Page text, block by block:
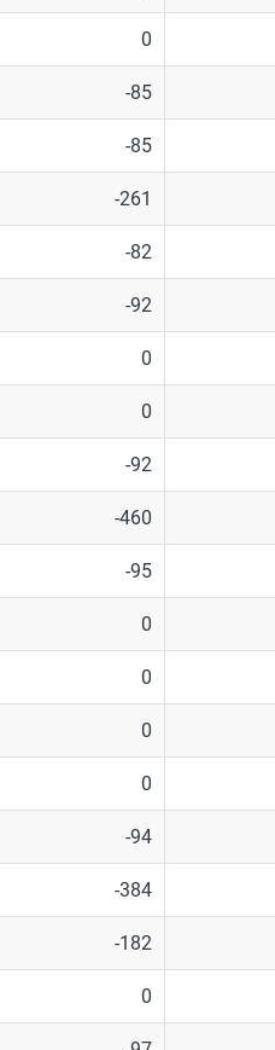
111円
220円
160円
（ニューヨーククローズ・MIDレ
フリカランド/円とメキシコペソ/
0
-85
-85
-261
-82
-92
0
0
-92
-460
-95
0
0
0
0
-94
-384
-182
0